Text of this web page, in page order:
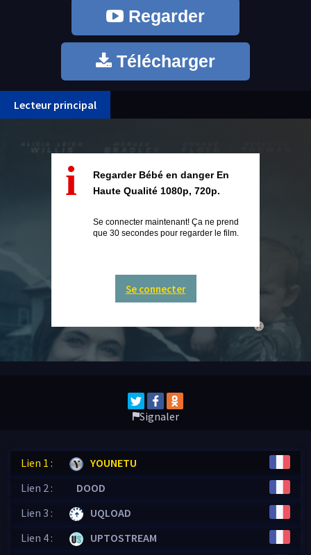
Regarder
Télécharger
Lecteur principal
close
i
Regarder Bébé en danger En
Haute Qualité 1080p, 720p.
Se connecter maintenant! Ça ne prend
que 30 secondes pour regarder le film.
Se connecter
Signaler
Lien 1 :
YOUNETU
Lien 2 :
DOOD
Lien 3 :
UQLOAD
Lien 4 :
UPTOSTREAM